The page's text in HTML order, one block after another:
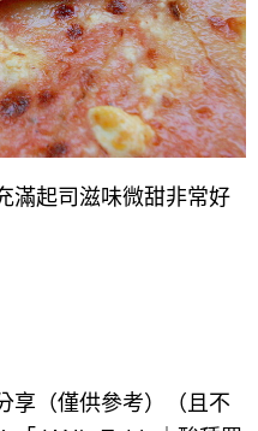
滿起司滋味微甜非常好
享 （僅供參考） （且不